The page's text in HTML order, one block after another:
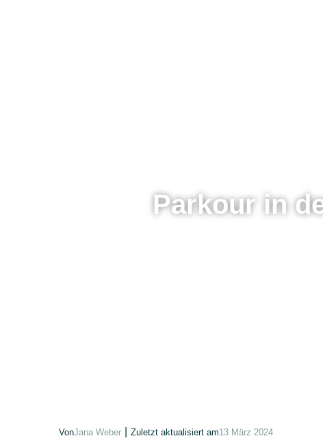
Parkour in
VonJana Weber Zuletzt aktualisiert am13 März 2024